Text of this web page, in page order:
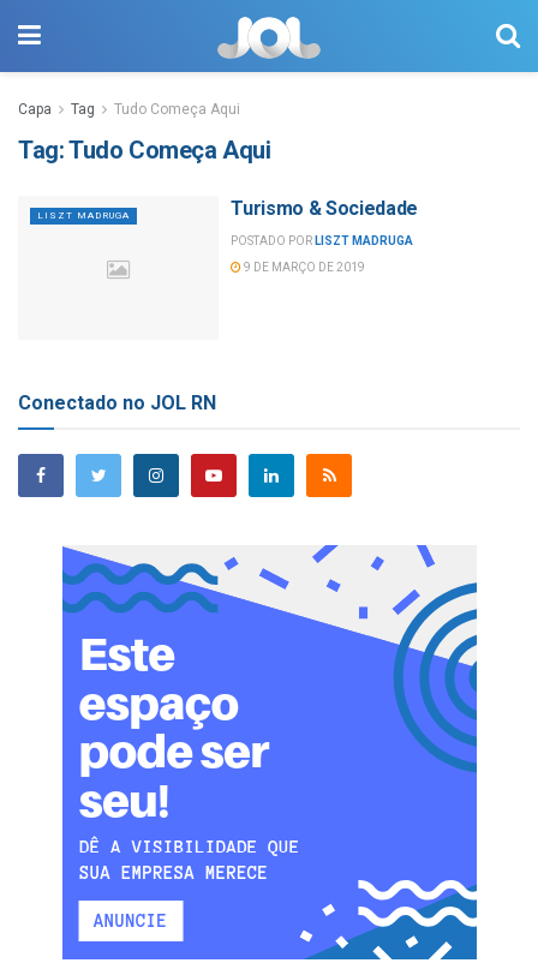
Capa Tag Tudo Começa Aqui
Tag:Tudo Começa Aqui
LISZT MADRUGA Turismo & Sociedade
POSTADO POR LISZT MADRUGA
9 DE MARÇO DE 2019
Conectado no JOL RN